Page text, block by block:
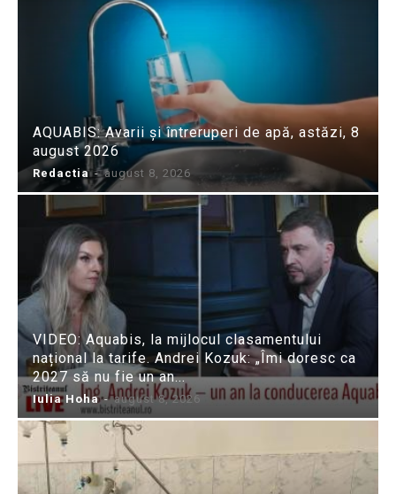
AQUABIS: Avarii și întreruperi de apă, astăzi, 8
august 2026
Redactia - august 8, 2026
VIDEO: Aquabis, la mijlocul clasamentului
național la tarife. Andrei Kozuk: „Îmi doresc ca
2027 să nu fie un an...
Iulia Hoha - august 8, 2026